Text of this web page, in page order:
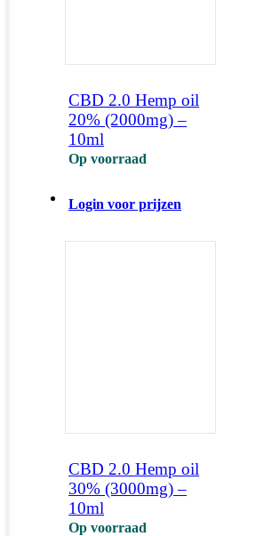
CBD 2.0 Hemp oil
20% (2000mg) –
10ml
Op voorraad
Login voor prijzen
CBD 2.0 Hemp oil
30% (3000mg) –
10ml
Op voorraad